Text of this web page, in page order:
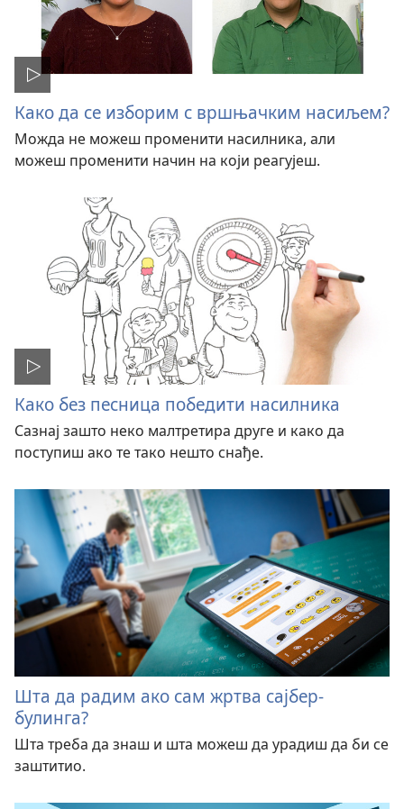
Како да се изборим с вршњачким насиљем?
Можда не можеш променити насилника, али
можеш променити начин на који реагујеш.
Како без песница победити насилника
Сазнај зашто неко малтретира друге и како да
поступиш ако те тако нешто снађе.
Шта да радим ако сам жртва сајбер-
булинга?
Шта треба да знаш и шта можеш да урадиш да би се
заштитио.